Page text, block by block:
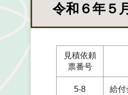
令和６年５
見積依頼
票番号
5-8 給付